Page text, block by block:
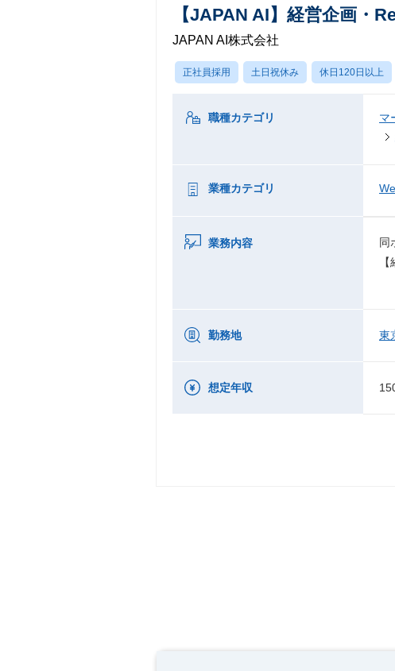
【JAPAN AI】経営企画・
JAPAN AI株式会社
正社員採用 土日祝休み 休日120日以上
職種カテゴリ マ
業種カテゴリ
業務内容
同
勤務地 東
想定年収